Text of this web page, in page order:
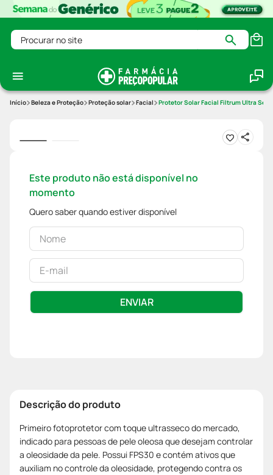
Procurar no site
Beleza e Proteção Proteção solar Facial Protetor Solar Facial Filtrum Ultra
Este produto não está disponível no
momento
Quero saber quando estiver disponível
ENVIAR
Descrição do produto
Primeiro fotoprotetor com toque ultrasseco do mercado,
indicado para pessoas de pele oleosa que desejam controlar
a oleosidade da pele. Possui FPS30 e contém ativos que
auxiliam no controle da oleosidade, protegendo contra os